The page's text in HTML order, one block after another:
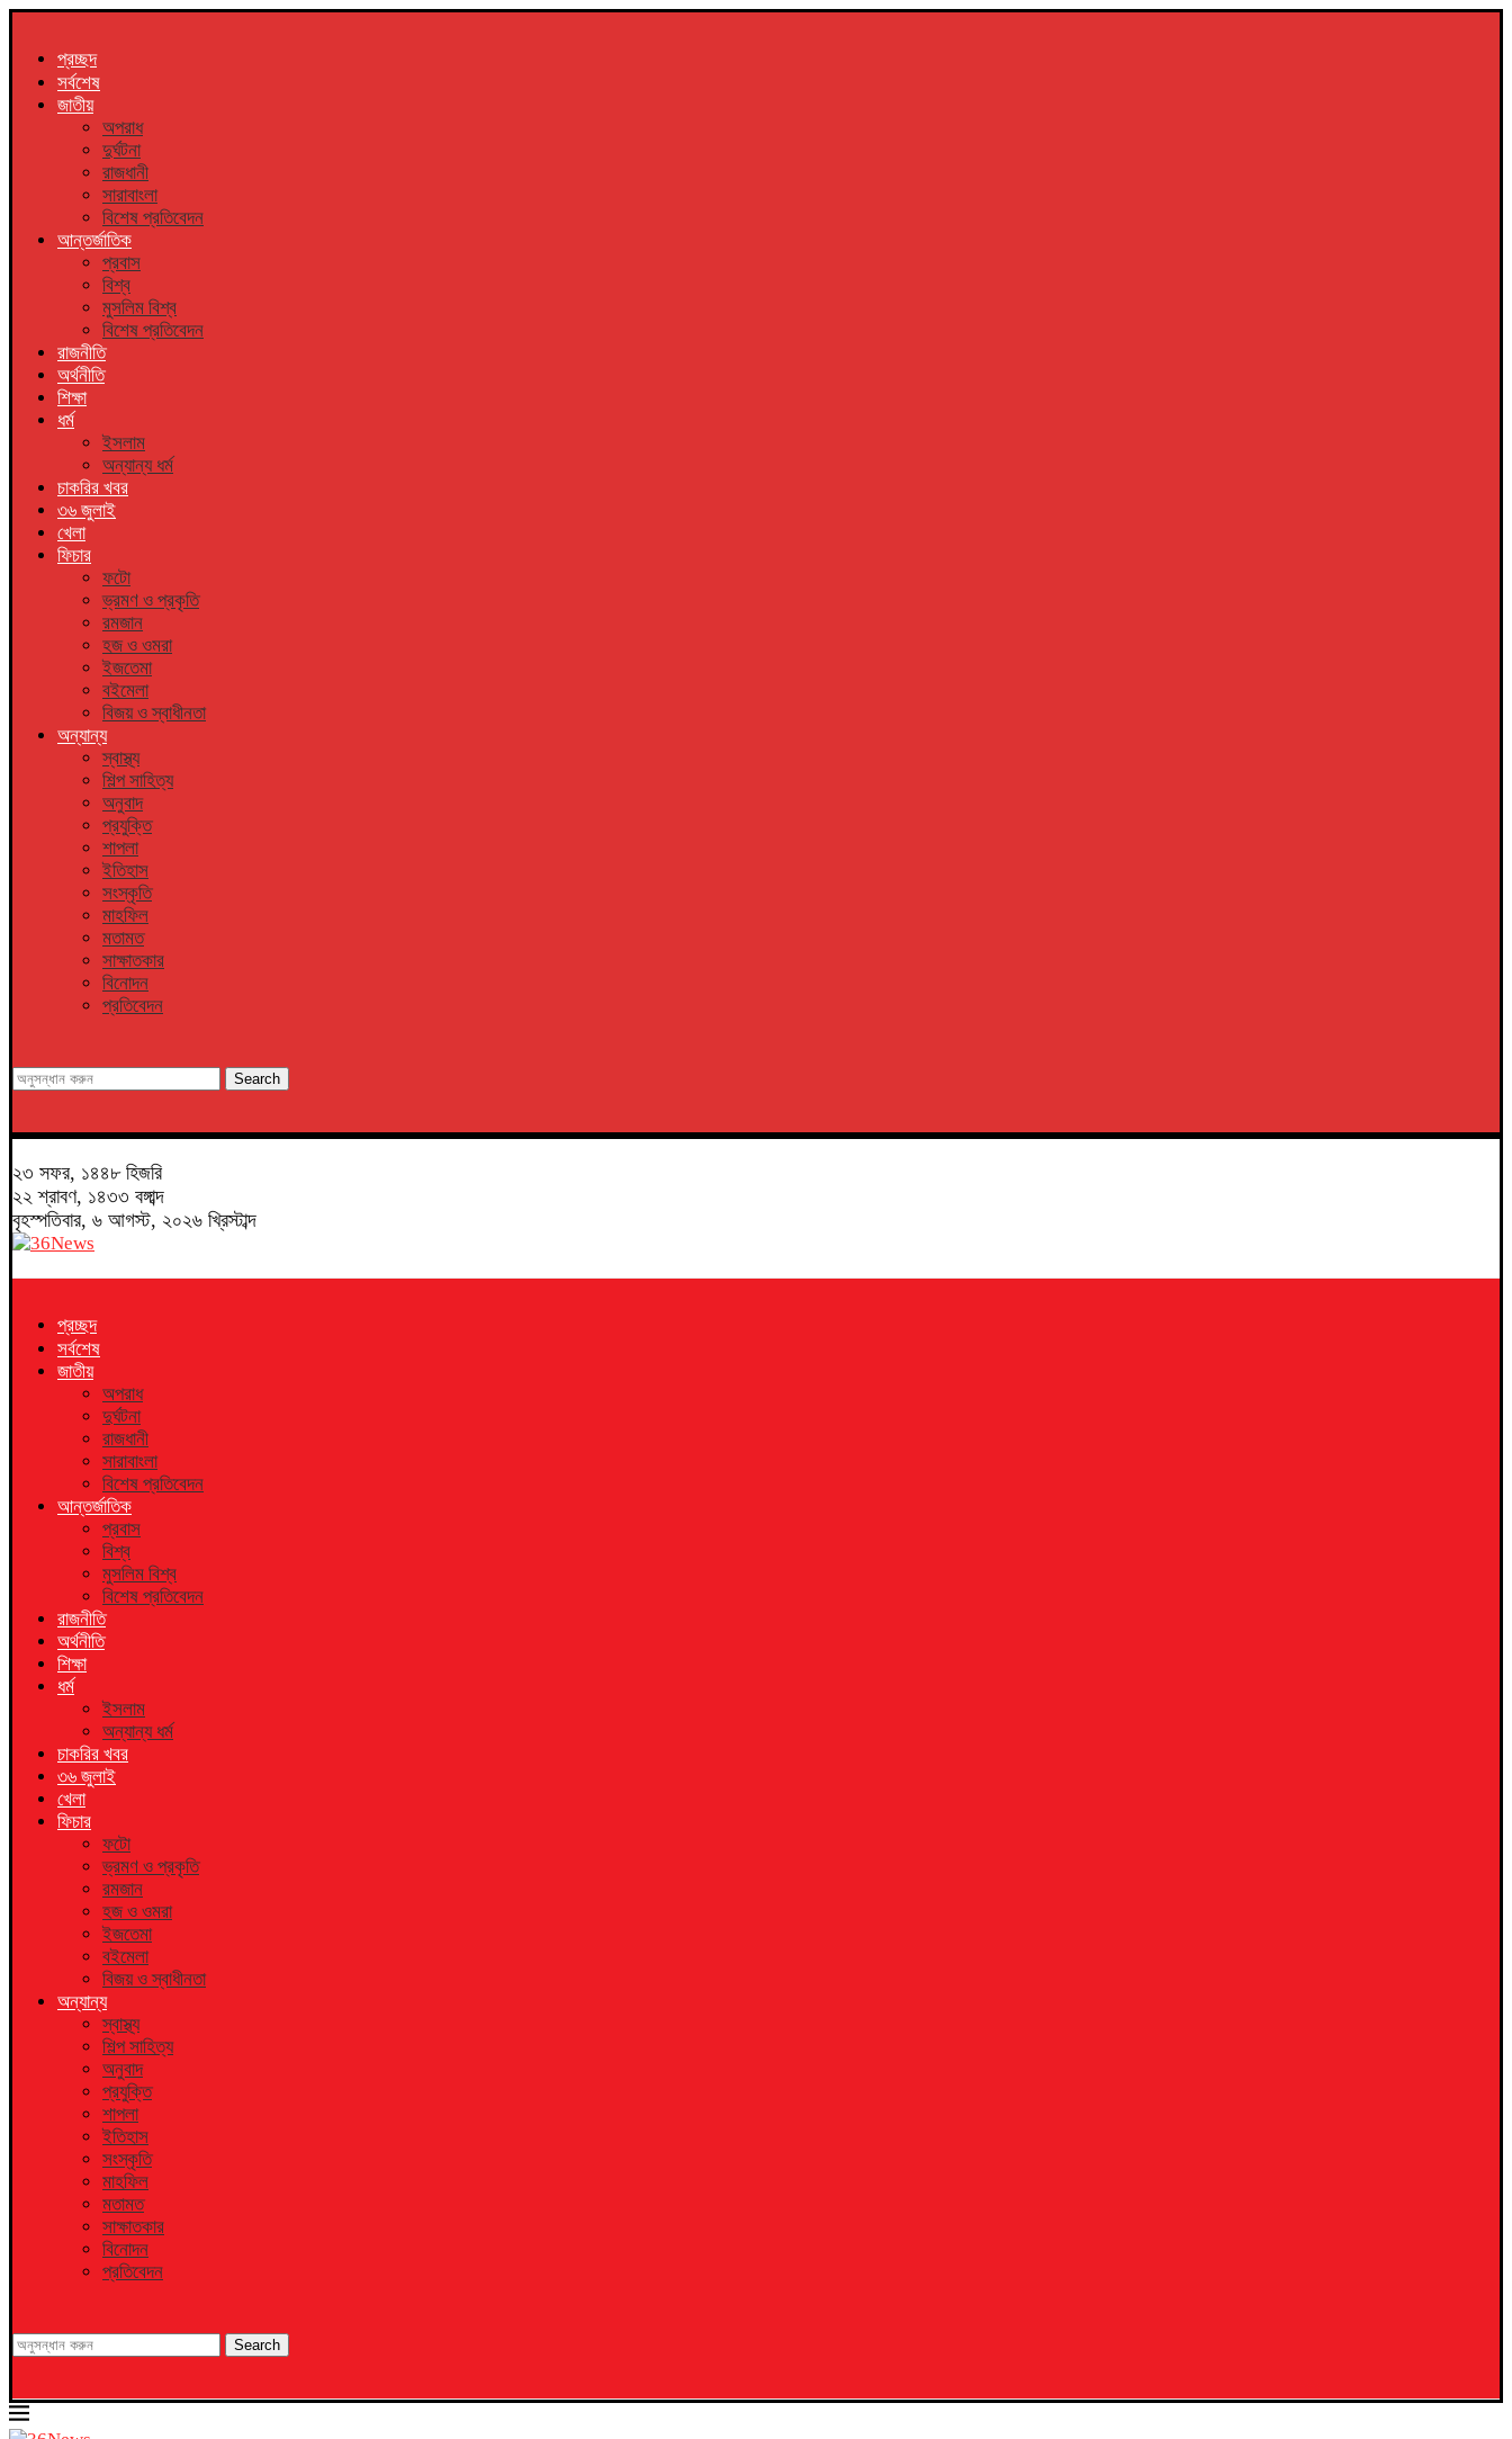
প্রচ্ছদ
সর্বশেষ
জাতীয়
অপরাধ
দুর্ঘটনা
রাজধানী
সারাবাংলা
বিশেষ প্রতিবেদন
আন্তর্জাতিক
প্রবাস
বিশ্ব
মুসলিম বিশ্ব
বিশেষ প্রতিবেদন
রাজনীতি
অর্থনীতি
শিক্ষা
ধর্ম
ইসলাম
অন্যান্য ধর্ম
চাকরির খবর
৩৬ জুলাই
খেলা
ফিচার
ফটো
ভ্রমণ ও প্রকৃতি
রমজান
হজ ও ওমরা
ইজতেমা
বইমেলা
বিজয় ও স্বাধীনতা
অন্যান্য
স্বাস্থ্য
শিল্প সাহিত্য
অনুবাদ
প্রযুক্তি
শাপলা
ইতিহাস
সংস্কৃতি
মাহফিল
মতামত
সাক্ষাতকার
বিনোদন
প্রতিবেদন
Search
২৩ সফর, ১৪৪৮ হিজরি
২২ শ্রাবণ, ১৪৩৩ বঙ্গাব্দ
বৃহস্পতিবার, ৬ আগস্ট, ২০২৬ খ্রিস্টাব্দ
প্রচ্ছদ
সর্বশেষ
জাতীয়
অপরাধ
দুর্ঘটনা
রাজধানী
সারাবাংলা
বিশেষ প্রতিবেদন
আন্তর্জাতিক
প্রবাস
বিশ্ব
মুসলিম বিশ্ব
বিশেষ প্রতিবেদন
রাজনীতি
অর্থনীতি
শিক্ষা
ধর্ম
ইসলাম
অন্যান্য ধর্ম
চাকরির খবর
৩৬ জুলাই
খেলা
ফিচার
ফটো
ভ্রমণ ও প্রকৃতি
রমজান
হজ ও ওমরা
ইজতেমা
বইমেলা
বিজয় ও স্বাধীনতা
অন্যান্য
স্বাস্থ্য
শিল্প সাহিত্য
অনুবাদ
প্রযুক্তি
শাপলা
ইতিহাস
সংস্কৃতি
মাহফিল
মতামত
সাক্ষাতকার
বিনোদন
প্রতিবেদন
Search